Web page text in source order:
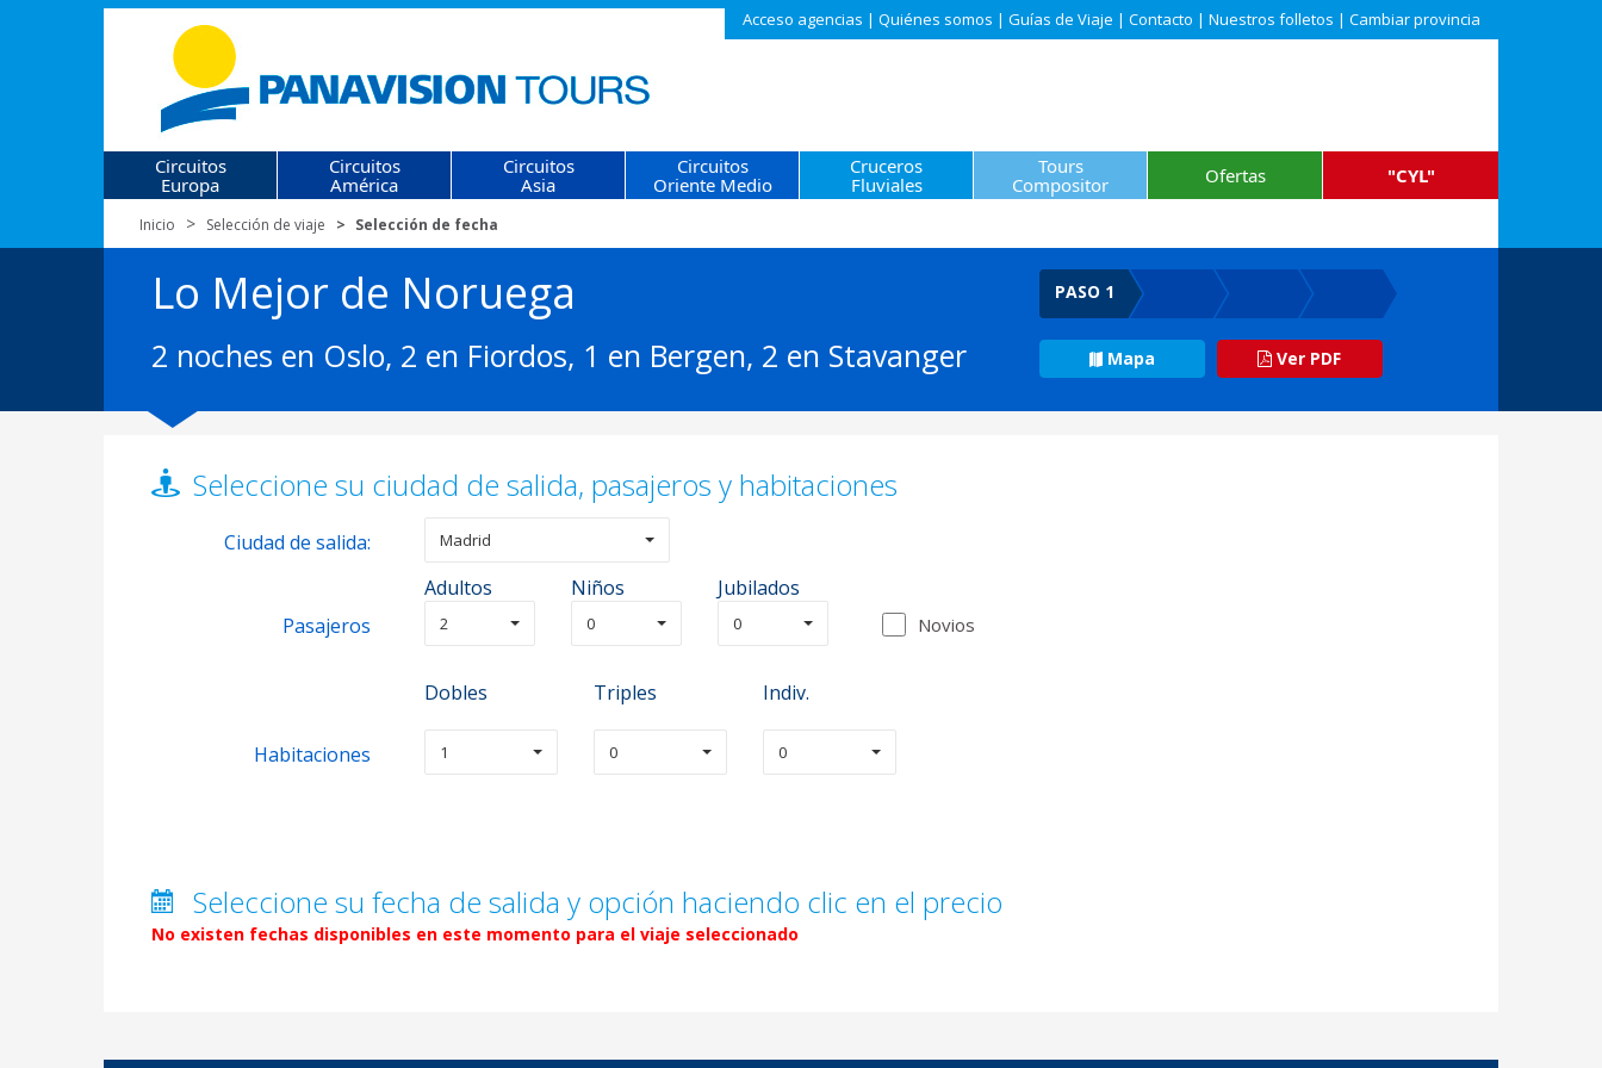
Acceso agencias | Quiénes somos | Guías de Viaje | Contacto | Nuestros folletos | Cambiar provincia
Circuitos
Europa
Circuitos
América
Circuitos
Asia
Circuitos
Oriente Medio
Cruceros
Fluviales
Tours
Compositor
Ofertas "CYL"
Inicio Selección de viaje Selección de fecha
Lo Mejor de Noruega
2 noches en Oslo, 2 en Fiordos, 1 en Bergen, 2 en Stavanger
PASO 1
Mapa Ver PDF
Seleccione su ciudad de salida, pasajeros y habitaciones
Ciudad de salida: Madrid
Adultos Niños
Jubilados
Pasajeros
2 0 0 Novios
Dobles Triples Indiv.
Habitaciones 1 0 0
Seleccione su fecha de salida y opción haciendo clic en el precio
No existen fechas disponibles en este momento para el viaje seleccionado